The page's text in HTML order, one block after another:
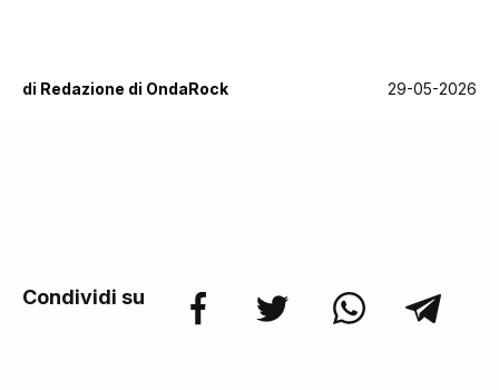
di Redazione di OndaRock 29-05-2026
Condividi su